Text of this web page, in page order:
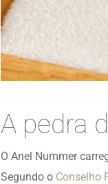
A pedra
O Anel Nummer
Segundo o Conselho